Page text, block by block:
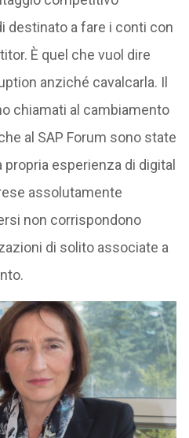
destinato a fare i conti con
È quel che vuol dire
anziché cavalcarla. Il
chiamati al cambiamento
al SAP Forum sono state
esperienza di digital
assolutamente
non corrispondono
di solito associate a